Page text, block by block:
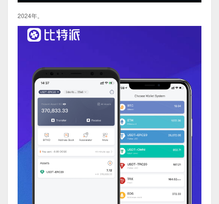
2024年。